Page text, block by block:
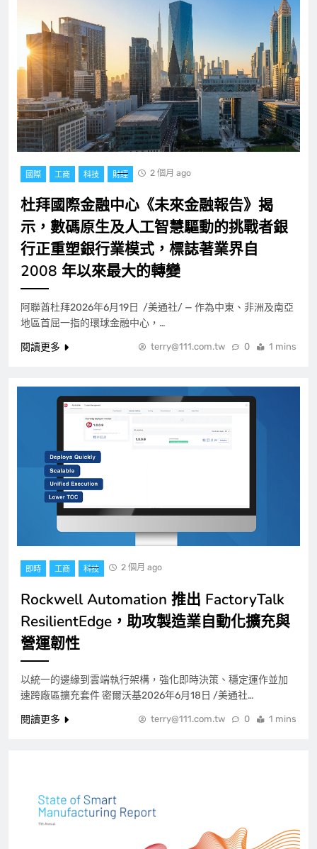
國際 工商 科技 財經 2 個月 ago
杜拜國際金融中心《未來金融報告》揭
示，數碼原生及人工智慧驅動的挑戰者銀
行正重塑銀行業模式，標誌著業界自
2008 年以來最大的轉變
阿聯酋杜拜2026年6月19日 /美通社/ — 作為中東、非洲及南亞
地區首屈一指的環球金融中心，…
閱讀更多
terry@111.com.tw 0 1 mins
即時 工商 科技 2 個月 ago
Rockwell Automation 推出 FactoryTalk
ResilientEdge，助攻製造業自動化擴充與
營運韌性
以統一的邊緣到雲端執行架構，強化即時決策、穩定運作並加
速跨廠區擴充套件 密爾沃基2026年6月18日 /美通社…
閱讀更多
terry@111.com.tw 0 1 mins